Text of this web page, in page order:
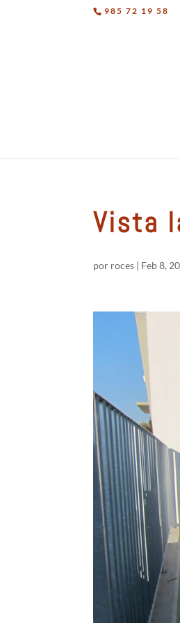
985 72 19 58
Vista
por roces | Feb 8,